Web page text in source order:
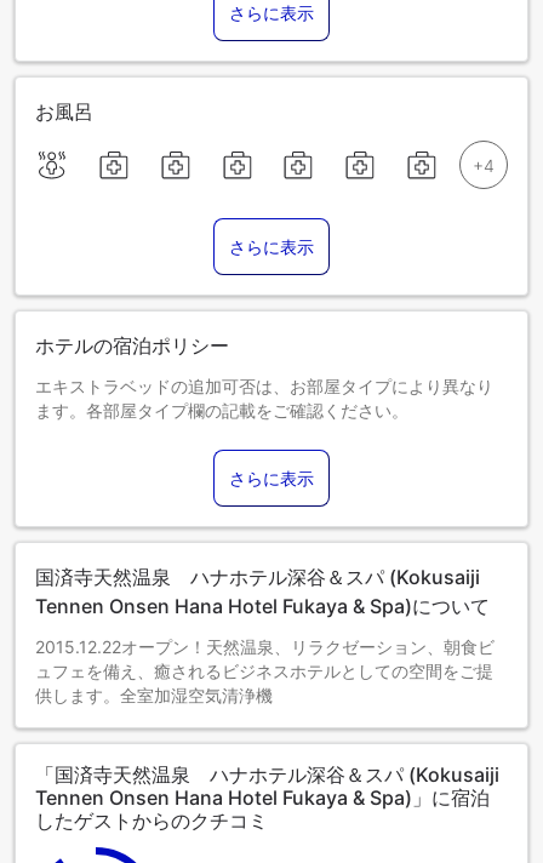
さらに表示
お風呂
さらに表示
ホテルの宿泊ポリシー
エキストラベッドの追加可否は、お部屋タイプにより異なり
ます。各部屋タイプ欄の記載をご確認ください。
さらに表示
国済寺天然温泉 ハナホテル深谷＆スパ (Kokusaiji
Tennen Onsen Hana Hotel Fukaya & Spa)について
2015.12.22オープン！天然温泉、リラクゼーション、朝食ビ
ュフェを備え、癒されるビジネスホテルとしての空間をご提
供します。全室加湿空気清浄機
「国済寺天然温泉 ハナホテル深谷＆スパ (Kokusaiji
Tennen Onsen Hana Hotel Fukaya & Spa)」に宿泊
したゲストからのクチコミ